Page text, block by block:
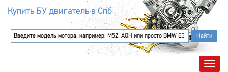
Купить БУ двигатель в Спб